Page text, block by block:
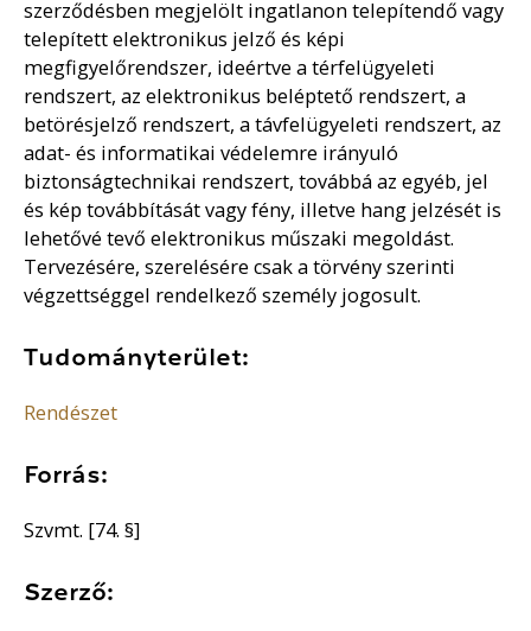
szerződésben megjelölt ingatlanon telepítendő vagy
telepített elektronikus jelző és képi
megfigyelőrendszer, ideértve a térfelügyeleti
rendszert, az elektronikus beléptető rendszert, a
betörésjelző rendszert, a távfelügyeleti rendszert, az
adat- és informatikai védelemre irányuló
biztonságtechnikai rendszert, továbbá az egyéb, jel
és kép továbbítását vagy fény, illetve hang jelzését is
lehetővé tevő elektronikus műszaki megoldást.
Tervezésére, szerelésére csak a törvény szerinti
végzettséggel rendelkező személy jogosult.
Tudományterület:
Rendészet
Forrás:
Szvmt. [74. §]
Szerző: